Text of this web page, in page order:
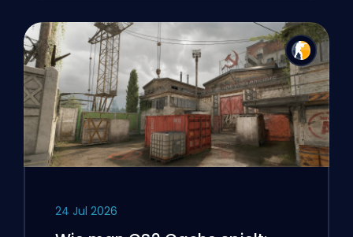
24 Jul 2026